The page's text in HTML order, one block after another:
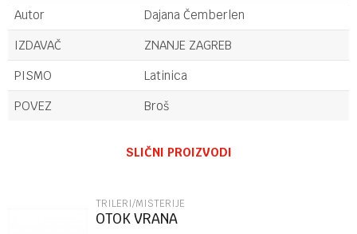
Autor
Dajana Čemberlen
IZDAVAČ
ZNANJE ZAGREB
PISMO
Latinica
POVEZ
Broš
SLIČNI PROIZVODI
TRILERI/MISTERIJE
OTOK VRANA